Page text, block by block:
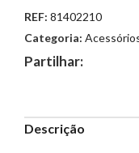
REF: 81402210
Categoria:
Partilhar:
Descrição